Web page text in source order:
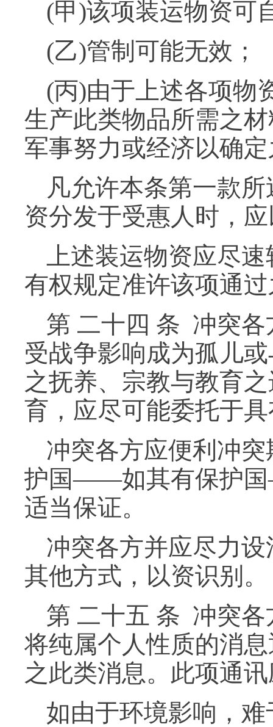
(甲)该项装运物资可
(乙)管制可能无效；
(丙)由于上述各项物
生产此类物品所需之
军事努力或经济以确
凡允许本条第一款
资分发于受惠人时，
上述装运物资应尽
有权规定准许该项通
第 二十四 条 冲突
受战争影响成为孤儿
之抚养、宗教与教育
育，应尽可能委托于
冲突各方应便利冲
护国——如其有保护国
适当保证。
冲突各方并应尽力
其他方式，以资识别。
第 二十五 条 冲突
将纯属个人性质的消
之此类消息。此项通
如由于环境影响，